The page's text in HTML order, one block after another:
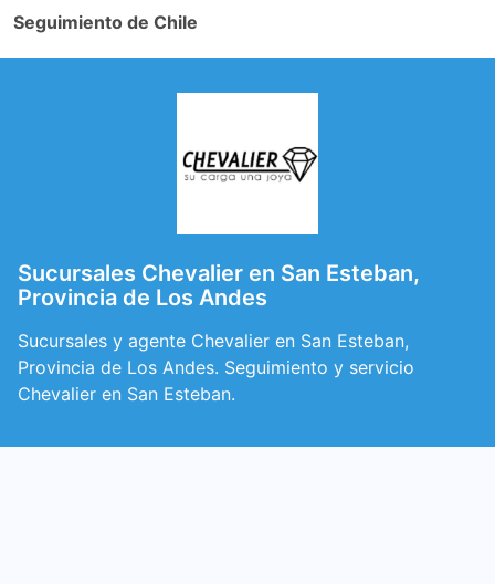
Seguimiento de Chile
Sucursales Chevalier en San Esteban,
Provincia de Los Andes
Sucursales y agente Chevalier en San Esteban,
Provincia de Los Andes. Seguimiento y servicio
Chevalier en San Esteban.